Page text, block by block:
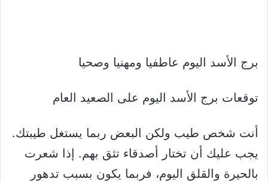
برج الأسد اليوم عاطفيا ومهنيا وصحيا
توقعات برج الأسد اليوم على الصعيد العام
أنت شخص طيب ولكن البعض ربما يستغل طيبتك.
يجب عليك أن تختار أصدقاء تثق بهم. إذا شعرت
بالحيرة والقلق اليوم، فربما يكون بسبب تدهور